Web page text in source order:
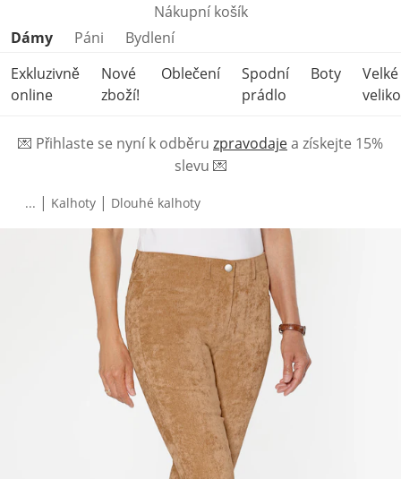
Nákupní košík
Přeskočit kategorie produktů
Dámy Páni
Bydlení
Exkluzivně
online
Nové
zboží!
Oblečení
Spodní
prádlo
Boty
Velké
💌 Přihlaste se nyní k odběru zpravodajea získejte 15%
slevu 💌
... | Kalhoty | Dlouhé kalhoty